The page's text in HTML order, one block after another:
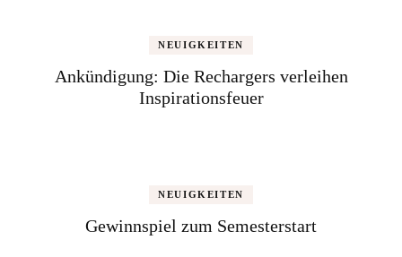
NEUIGKEITEN
Ankündigung: Die Rechargers verleihen
Inspirationsfeuer
NEUIGKEITEN
Gewinnspiel zum Semesterstart